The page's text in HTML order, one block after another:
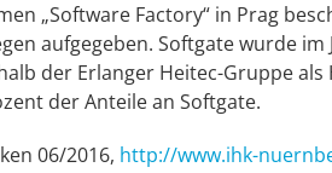
„Software Factory“ in Prag
aufgegeben. Softgate wurde
der Erlanger Heitec-Gruppe
der Anteile an Softgate.
06/2016, http://www.ihk-